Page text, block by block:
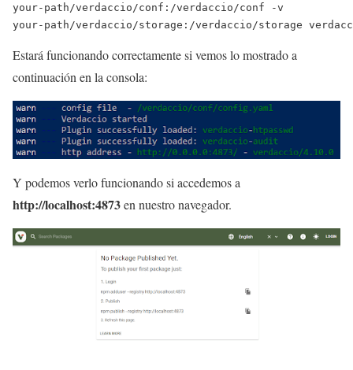
your-path/verdaccio/conf:/verdaccio/conf -v
your-path/verdaccio/storage:/verdaccio/storage
Estará funcionando correctamente si vemos lo mostrado a
continuación en la consola:
Y podemos verlo funcionando si accedemos a
http://localhost:4873en nuestro navegador.